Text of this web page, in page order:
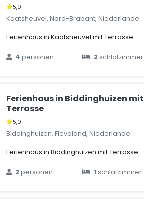
5,0
Kaatsheuvel, Nord-Brabant, Niederlande
Ferienhaus in Kaatsheuvel mit Terrasse
4personen 2schlafzimmer
Ferienhaus in Biddinghuizen mit
Terrasse
5,0
Biddinghuizen, Flevoland, Niederlande
Ferienhaus in Biddinghuizen mit Terrasse
2personen 1schlafzimmer